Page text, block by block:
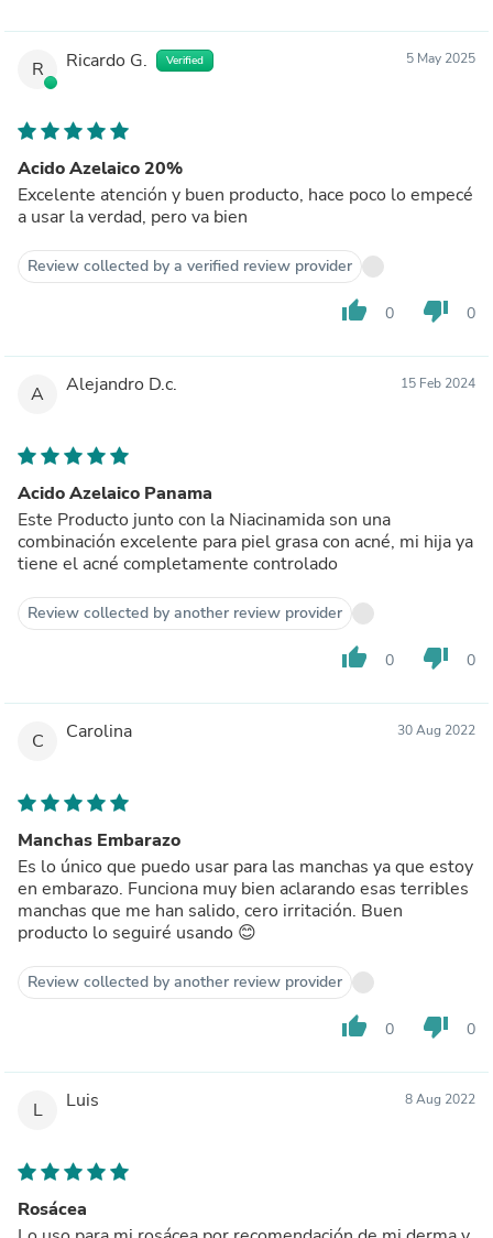
R Ricardo G. Verified 5 May 2025
Acido Azelaico 20%
Excelente atención y buen producto, hace poco lo empecé
a usar la verdad, pero va bien
Review collected by a verified review provider
thumb_up 0 thumb_down 0
A Alejandro D.c. 15 Feb 2024
Acido Azelaico Panama
Este Producto junto con la Niacinamida son una
combinación excelente para piel grasa con acné, mi hija ya
tiene el acné completamente controlado
Review collected by another review provider
thumb_up 0 thumb_down 0
C Carolina 30 Aug 2022
Manchas Embarazo
Es lo único que puedo usar para las manchas ya que estoy
en embarazo. Funciona muy bien aclarando esas terribles
manchas que me han salido, cero irritación. Buen
producto lo seguiré usando 😊
Review collected by another review provider
thumb_up 0 thumb_down 0
L Luis 8 Aug 2022
Rosácea